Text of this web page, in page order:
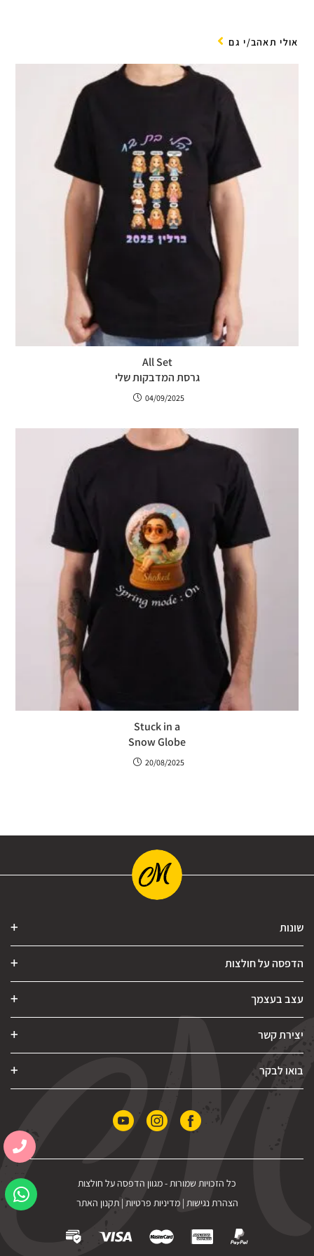
אולי תאהב/י גם
All Set
גרסת המדבקות שלי
04/09/2025
Stuck in a
Snow Globe
20/08/2025
שונות
הדפסה על חולצות
עצב בעצמך
יצירת קשר
בואו לבקר
כל הזכויות שמורות -מגוון הדפסה על חולצות
הצהרת נגישות |מדיניות פרטיות |תקנון האתר